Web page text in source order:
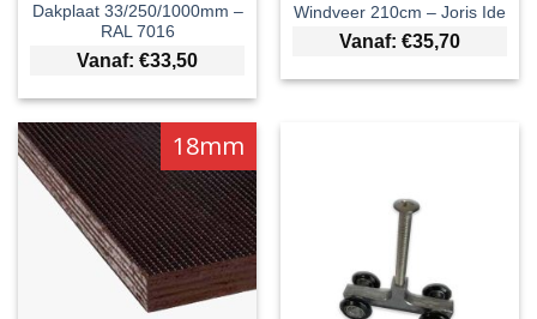
Dakplaat 33/250/1000mm –
RAL 7016
Vanaf: €33,50
Windveer 210cm – Joris Ide
Vanaf: €35,70
18mm